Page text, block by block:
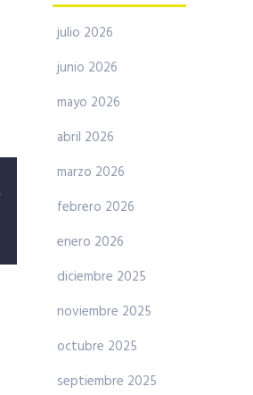
julio 2026
junio 2026
mayo 2026
abril 2026
marzo 2026
febrero 2026
enero 2026
diciembre 2025
noviembre 2025
octubre 2025
septiembre 2025